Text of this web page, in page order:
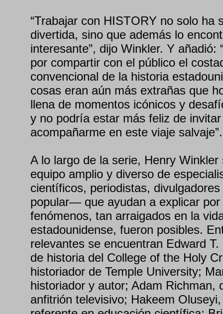
“Trabajar con HISTORY no solo ha
divertida, sino que además lo
interesante”, dijo Winkler. Y añadió:
por compartir con el público el
convencional de la historia
cosas eran aún más extrañas que
llena de momentos icónicos y
y no podría estar más feliz de
acompañarme en este viaje salvaje”.
A lo largo de la serie, Henry Winkler
equipo amplio y diverso de
científicos, periodistas,
popular— que ayudan a explicar por
fenómenos, tan arraigados en la
estadounidense, fueron posibles.
relevantes se encuentran Edward T.
de historia del College of the Holy
historiador de Temple University;
historiador y autor; Adam Richman,
anfitrión televisivo; Hakeem